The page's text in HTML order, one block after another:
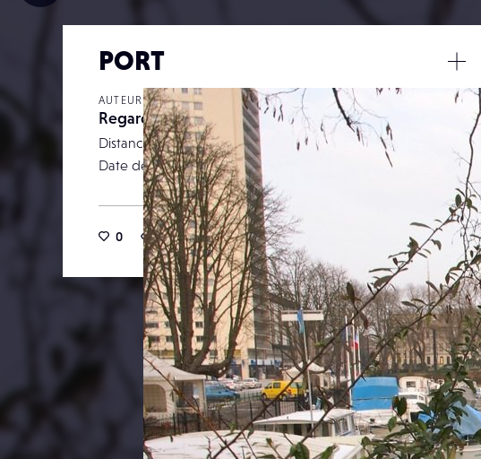
PORT
AUTEUR
Regardlese
Distance focale
Date de publication
09 janvier 2019
0 13 0